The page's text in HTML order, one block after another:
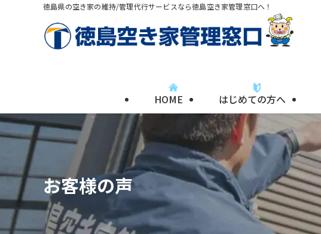
徳島県の空き家の維持/管理代行サービスなら徳島空き家管理窓口へ！
HOME はじめての方へ
お客様の声